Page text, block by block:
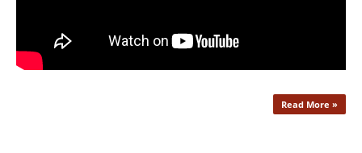
Read More »